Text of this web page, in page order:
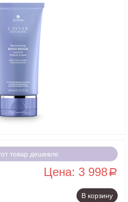
товар дешевле
Цена: 3 998a
В корзину